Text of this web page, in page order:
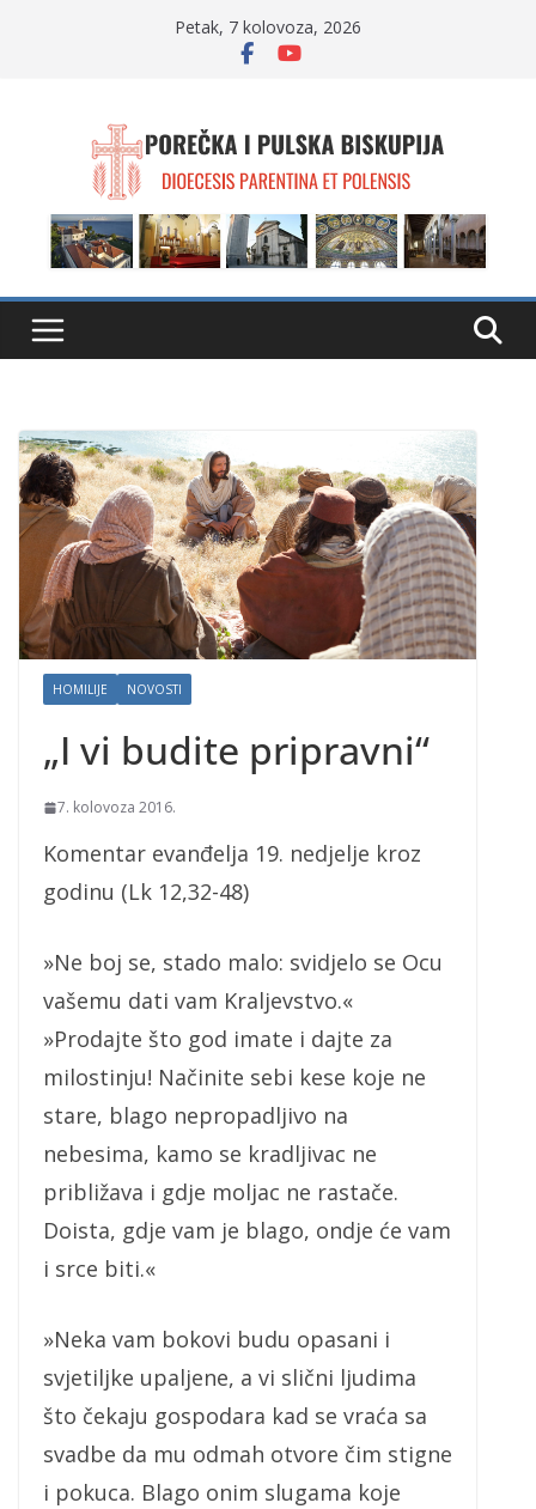
Petak, 7 kolovoza, 2026
HOMILIJE NOVOSTI
„I vi budite pripravni“
7. kolovoza 2016.
Komentar evanđelja 19. nedjelje kroz
godinu (Lk 12,32-48)
»Ne boj se, stado malo: svidjelo se Ocu
vašemu dati vam Kraljevstvo.«
»Prodajte što god imate i dajte za
milostinju! Načinite sebi kese koje ne
stare, blago nepropadljivo na
nebesima, kamo se kradljivac ne
približava i gdje moljac ne rastače.
Doista, gdje vam je blago, ondje će vam
i srce biti.«
»Neka vam bokovi budu opasani i
svjetiljke upaljene, a vi slični ljudima
što čekaju gospodara kad se vraća sa
svadbe da mu odmah otvore čim stigne
i pokuca. Blago onim slugama koje